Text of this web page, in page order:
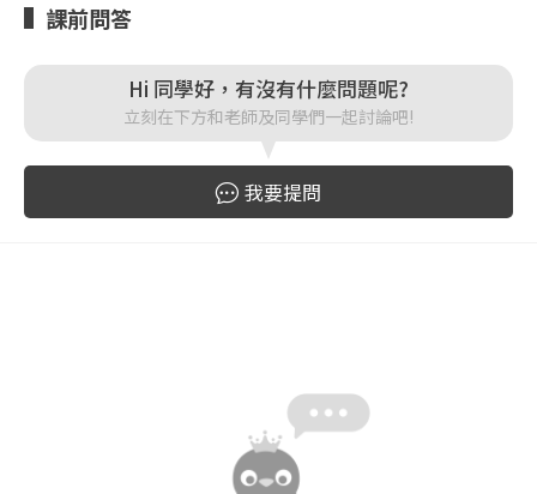
課前問答
Hi 同學好，有沒有什麼問題呢?
立刻在下方和老師及同學們一起討論吧!
我要提問